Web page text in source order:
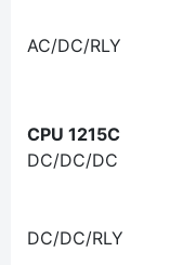
AC/DC/RLY
CPU 1215C
DC/DC/DC
DC/DC/RLY